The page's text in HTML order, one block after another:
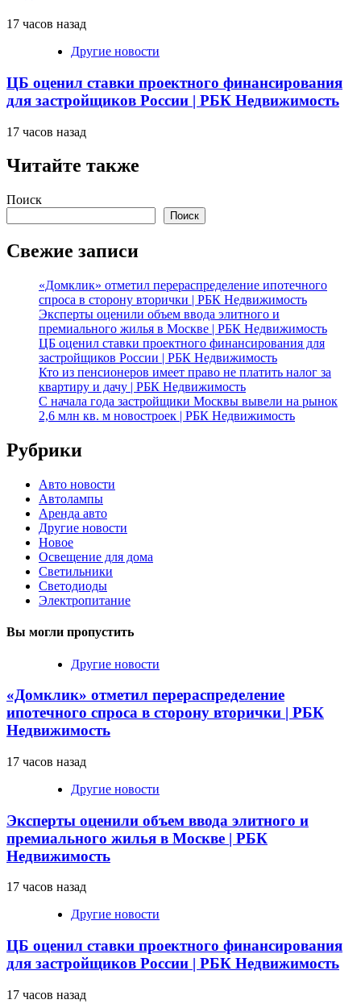
17 часов назад
Другие новости
ЦБ оценил ставки проектного финансирования
для застройщиков России | РБК Недвижимость
17 часов назад
Читайте также
Поиск
Поиск
Свежие записи
«Домклик» отметил перераспределение ипотечного
спроса в сторону вторички | РБК Недвижимость
Эксперты оценили объем ввода элитного и
премиального жилья в Москве | РБК Недвижимость
ЦБ оценил ставки проектного финансирования для
застройщиков России | РБК Недвижимость
Кто из пенсионеров имеет право не платить налог за
квартиру и дачу | РБК Недвижимость
С начала года застройщики Москвы вывели на рынок
2,6 млн кв. м новостроек | РБК Недвижимость
Рубрики
Авто новости
Автолампы
Аренда авто
Другие новости
Новое
Освещение для дома
Светильники
Светодиоды
Электропитание
Вы могли пропустить
Другие новости
«Домклик» отметил перераспределение
ипотечного спроса в сторону вторички | РБК
Недвижимость
17 часов назад
Другие новости
Эксперты оценили объем ввода элитного и
премиального жилья в Москве | РБК
Недвижимость
17 часов назад
Другие новости
ЦБ оценил ставки проектного финансирования
для застройщиков России | РБК Недвижимость
17 часов назад